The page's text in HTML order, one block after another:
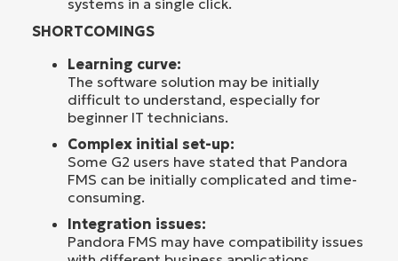
SHORTCOMINGS
Learning curve:
The software solution may be initially
difficult to understand, especially for
beginner IT technicians.
Complex initial set-up:
Some G2 users have stated that Pandora
FMS can be initially complicated and time-
consuming.
Integration issues:
Pandora FMS may have compatibility issues